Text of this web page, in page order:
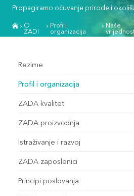
Propagiramo očuvanje prirode i
O
ZADI
Profil i
organizacija
Naše
Rezime
Profil i organizacija
ZADA kvalitet
ZADA proizvodnja
Istraživanje i razvoj
ZADA zaposlenici
Principi poslovanja